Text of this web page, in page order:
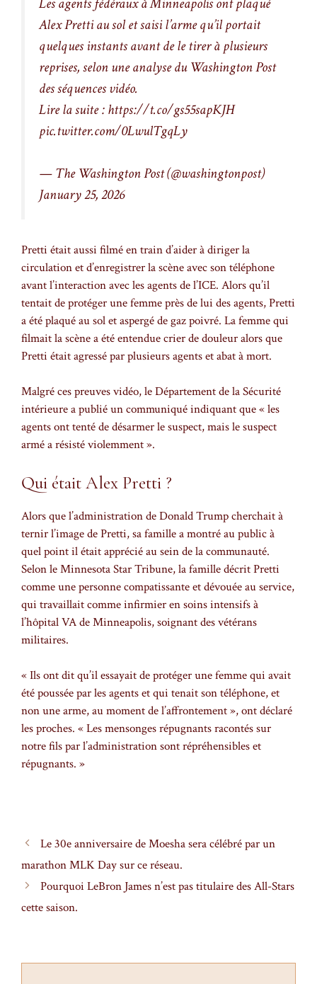
Alex Pretti au sol et saisi l’arme qu’il portait
quelques instants avant de le tirer à plusieurs
reprises, selon une analyse du Washington Post
des séquences vidéo.
Lire la suite : https://t.co/gs55sapKJH
pic.twitter.com/0LwulTgqLy
— The Washington Post (@washingtonpost)
January 25, 2026
Pretti était aussi filmé en train d’aider à diriger la
circulation et d’enregistrer la scène avec son téléphone
avant l’interaction avec les agents de l’ICE. Alors qu’il
tentait de protéger une femme près de lui des agents, Pretti
a été plaqué au sol et aspergé de gaz poivré. La femme qui
filmait la scène a été entendue crier de douleur alors que
Pretti était agressé par plusieurs agents et abat à mort.
Malgré ces preuves vidéo, le Département de la Sécurité
intérieure a publié un communiqué indiquant que « les
agents ont tenté de désarmer le suspect, mais le suspect
armé a résisté violemment ».
Qui était Alex Pretti ?
Alors que l’administration de Donald Trump cherchait à
ternir l’image de Pretti, sa famille a montré au public à
quel point il était apprécié au sein de la communauté.
Selon le Minnesota Star Tribune, la famille décrit Pretti
comme une personne compatissante et dévouée au service,
qui travaillait comme infirmier en soins intensifs à
l’hôpital VA de Minneapolis, soignant des vétérans
militaires.
« Ils ont dit qu’il essayait de protéger une femme qui avait
été poussée par les agents et qui tenait son téléphone, et
non une arme, au moment de l’affrontement », ont déclaré
les proches. « Les mensonges répugnants racontés sur
notre fils par l’administration sont répréhensibles et
répugnants. »
Le 30e anniversaire de Moesha sera célébré par un
marathon MLK Day sur ce réseau.
Pourquoi LeBron James n’est pas titulaire des All-Stars
cette saison.